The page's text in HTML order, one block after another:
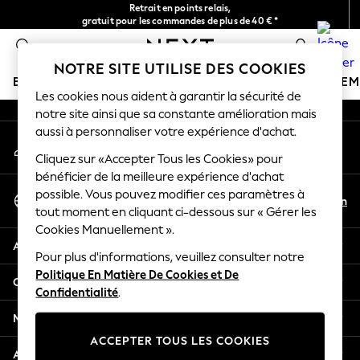
Retrait en points relais,
gratuit pour les commandes de plus de 40 € *
Livraison en 2-3 jours ouvrés*
BOUTIQUE VACANCES
HOLIDAY SHOP
Women's Holiday Shop
All Swimwear
All Beachwear
Bags & Accessories
Beach Dresses & Kaftans
Dresses
Flip Flops
Sliders
Jumpsuits & Playsuits
Linen Collection
Sandals
An error occurred on client
Nos réseaux sociaux
Mon compte
Connexion à votre compte
Sélectionnez Votre Langue
Français
En
Aide
Confidentialité et mentions légales
Ministères
Autres services
NOTRE SITE UTILISE DES COOKIES
Les cookies nous aident à garantir la sécurité de
notre site ainsi que sa constante amélioration mais
aussi à personnaliser votre expérience d'achat.
Cliquez sur «Accepter Tous les Cookies» pour
bénéficier de la meilleure expérience d'achat
possible. Vous pouvez modifier ces paramètres à
tout moment en cliquant ci-dessous sur « Gérer les
Cookies Manuellement ».
Pour plus d'informations, veuillez consulter notre
Politique En Matière De Cookies et De
Confidentialité.
ACCEPTER TOUS LES COOKIES